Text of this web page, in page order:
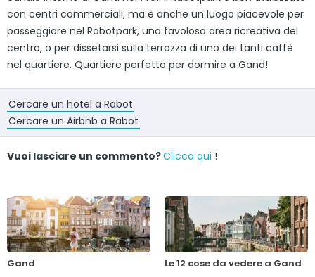
con centri commerciali, ma è anche un luogo piacevole per
passeggiare nel Rabotpark, una favolosa area ricreativa del
centro, o per dissetarsi sulla terrazza di uno dei tanti caffè
nel quartiere. Quartiere perfetto per dormire a Gand!
Cercare un hotel a Rabot
Cercare un Airbnb a Rabot
Vuoi lasciare un commento?Clicca qui !
Gand Le 12 cose da vedere a Gand